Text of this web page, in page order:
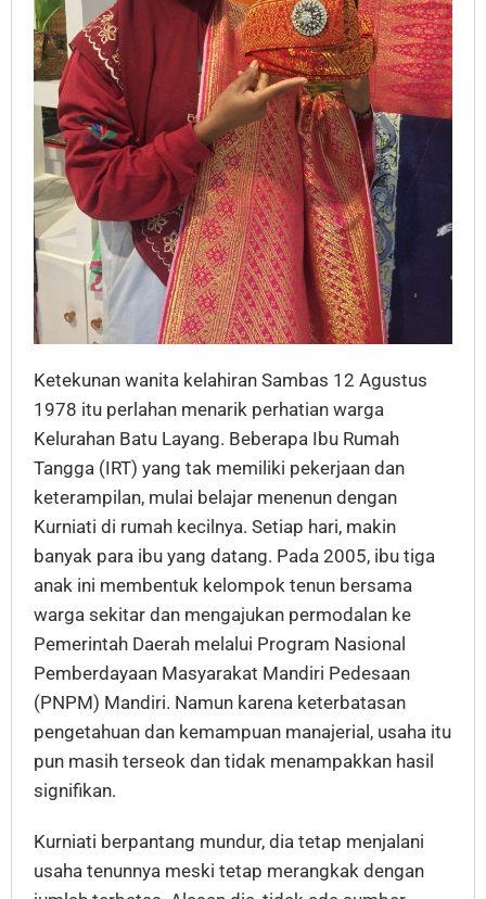
Ketekunan wanita kelahiran Sambas 12 Agustus
1978 itu perlahan menarik perhatian warga
Kelurahan Batu Layang. Beberapa Ibu Rumah
Tangga (IRT) yang tak memiliki pekerjaan dan
keterampilan, mulai belajar menenun dengan
Kurniati di rumah kecilnya. Setiap hari, makin
banyak para ibu yang datang. Pada 2005, ibu tiga
anak ini membentuk kelompok tenun bersama
warga sekitar dan mengajukan permodalan ke
Pemerintah Daerah melalui Program Nasional
Pemberdayaan Masyarakat Mandiri Pedesaan
(PNPM) Mandiri. Namun karena keterbatasan
pengetahuan dan kemampuan manajerial, usaha itu
pun masih terseok dan tidak menampakkan hasil
signifikan.
Kurniati berpantang mundur, dia tetap menjalani
usaha tenunnya meski tetap merangkak dengan